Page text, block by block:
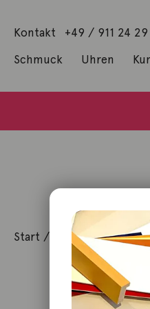
Kontakt +49 / 911 24
Schmuck Uhren
Start / Schmuck/Ring/